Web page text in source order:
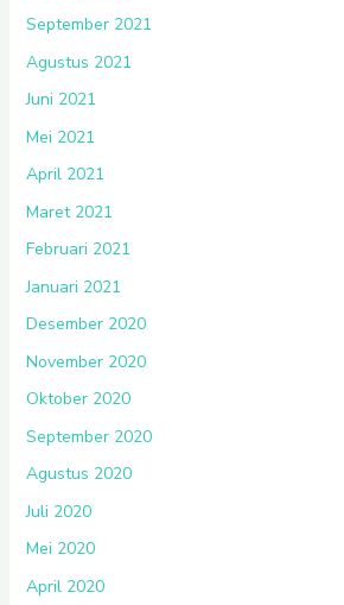
September 2021
Agustus 2021
Juni 2021
Mei 2021
April 2021
Maret 2021
Februari 2021
Januari 2021
Desember 2020
November 2020
Oktober 2020
September 2020
Agustus 2020
Juli 2020
Mei 2020
April 2020